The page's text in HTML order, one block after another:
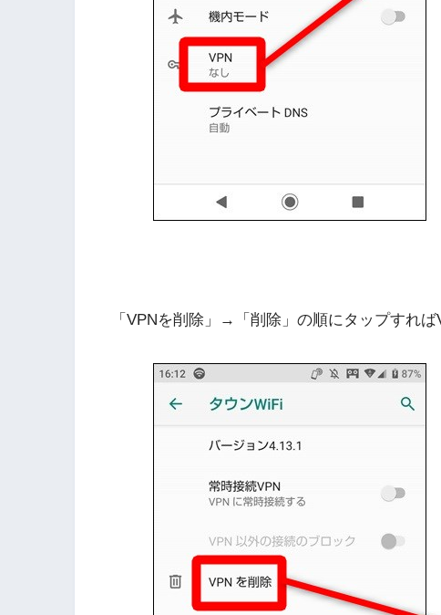
「VPNを削除」→「削除」の順にタップすれば